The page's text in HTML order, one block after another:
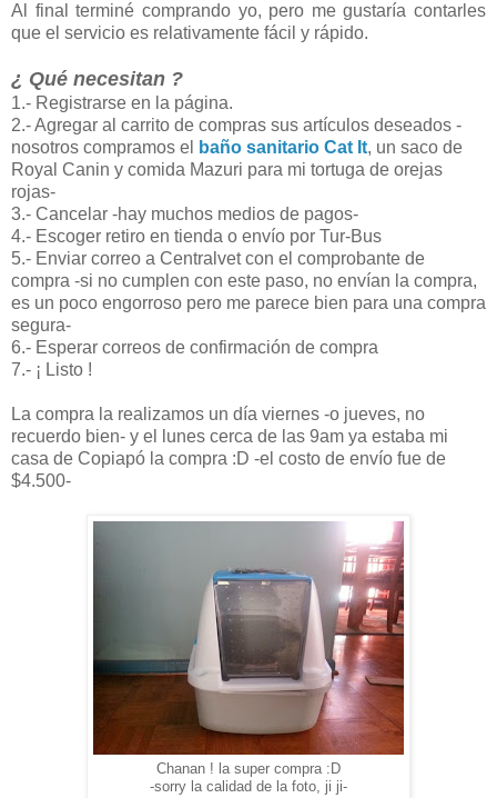
Al final terminé comprando yo, pero me gustaría contarles
que el servicio es relativamente fácil y rápido.
¿ Qué necesitan ?
1.- Registrarse en la página.
2.- Agregar al carrito de compras sus artículos deseados -
nosotros compramos el
baño sanitario Cat It, un saco de
Royal Canin y comida Mazuri para mi tortuga de orejas
rojas-
3.- Cancelar -hay muchos medios de pagos-
4.- Escoger retiro en tienda o envío por Tur-Bus
5.- Enviar correo a Centralvet con el comprobante de
compra -si no cumplen con este paso, no envían la compra,
es un poco engorroso pero me parece bien para una compra
segura-
6.- Esperar correos de confirmación de compra
7.- ¡ Listo !
La compra la realizamos un día viernes -o jueves, no
recuerdo bien- y el lunes cerca de las 9am ya estaba mi
casa de Copiapó la compra :D -el costo de envío fue de
$4.500-
Chanan ! la super compra :D
-sorry la calidad de la foto, ji ji-